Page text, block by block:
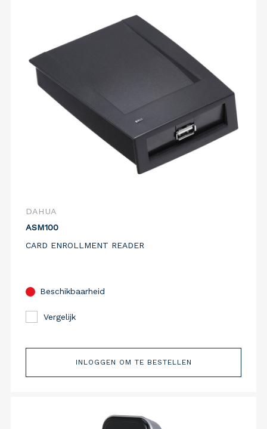
DAHUA
ASM100
CARD ENROLLMENT READER
Beschikbaarheid
Vergelijk
INLOGGEN OM TE BESTELLEN